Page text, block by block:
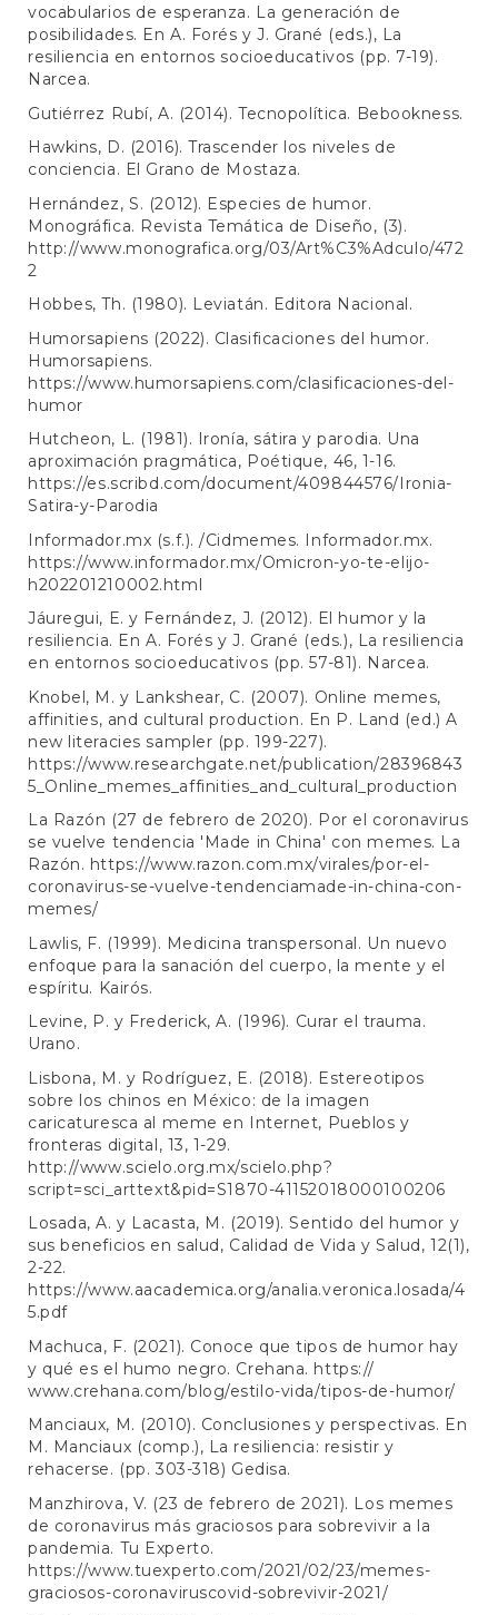
vocabularios de esperanza. La generación de
posibilidades. En A. Forés y J. Grané (eds.), La
resiliencia en entornos socioeducativos (pp. 7-19).
Narcea.
Gutiérrez Rubí, A. (2014). Tecnopolítica. Bebookness.
Hawkins, D. (2016). Trascender los niveles de
conciencia. El Grano de Mostaza.
Hernández, S. (2012). Especies de humor.
Monográfica. Revista Temática de Diseño, (3).
http://www.monografica.org/03/Art%C3%Adculo/472
2
Hobbes, Th. (1980). Leviatán. Editora Nacional.
Humorsapiens (2022). Clasificaciones del humor.
Humorsapiens.
https://www.humorsapiens.com/clasificaciones-del-
humor
Hutcheon, L. (1981). Ironía, sátira y parodia. Una
aproximación pragmática, Poétique, 46, 1-16.
https://es.scribd.com/document/409844576/Ironia-
Satira-y-Parodia
Informador.mx (s.f.). /Cidmemes. Informador.mx.
https://www.informador.mx/Omicron-yo-te-elijo-
h202201210002.html
Jáuregui, E. y Fernández, J. (2012). El humor y la
resiliencia. En A. Forés y J. Grané (eds.), La resiliencia
en entornos socioeducativos (pp. 57-81). Narcea.
Knobel, M. y Lankshear, C. (2007). Online memes,
affinities, and cultural production. En P. Land (ed.) A
new literacies sampler (pp. 199-227).
https://www.researchgate.net/publication/28396843
5_Online_memes_affinities_and_cultural_production
La Razón (27 de febrero de 2020). Por el coronavirus
se vuelve tendencia 'Made in China' con memes. La
Razón. https://www.razon.com.mx/virales/por-el-
coronavirus-se-vuelve-tendenciamade-in-china-con-
memes/
Lawlis, F. (1999). Medicina transpersonal. Un nuevo
enfoque para la sanación del cuerpo, la mente y el
espíritu. Kairós.
Levine, P. y Frederick, A. (1996). Curar el trauma.
Urano.
Lisbona, M. y Rodríguez, E. (2018). Estereotipos
sobre los chinos en México: de la imagen
caricaturesca al meme en Internet, Pueblos y
fronteras digital, 13, 1-29.
http://www.scielo.org.mx/scielo.php?
script=sci_arttext&pid=S1870-41152018000100206
Losada, A. y Lacasta, M. (2019). Sentido del humor y
sus beneficios en salud, Calidad de Vida y Salud, 12(1),
2-22.
https://www.aacademica.org/analia.veronica.losada/4
5.pdf
Machuca, F. (2021). Conoce que tipos de humor hay
y qué es el humo negro. Crehana. https://
www.crehana.com/blog/estilo-vida/tipos-de-humor/
Manciaux, M. (2010). Conclusiones y perspectivas. En
M. Manciaux (comp.), La resiliencia: resistir y
rehacerse. (pp. 303-318) Gedisa.
Manzhirova, V. (23 de febrero de 2021). Los memes
de coronavirus más graciosos para sobrevivir a la
pandemia. Tu Experto.
https://www.tuexperto.com/2021/02/23/memes-
graciosos-coronaviruscovid-sobrevivir-2021/